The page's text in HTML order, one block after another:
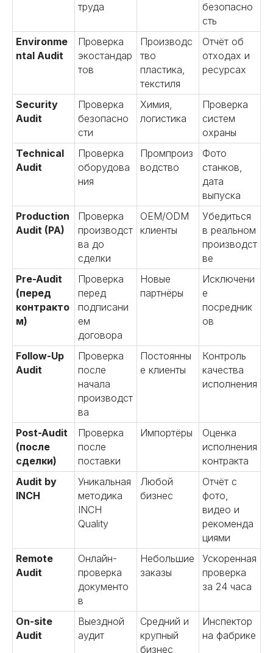
труда
безопасно
сть
Environme
ntal Audit
Проверка
экостандар
тов
Производс
тво
пластика,
текстиля
Отчёт об
отходах и
ресурсах
Security
Audit
Проверка
безопасно
сти
Химия,
логистика
Проверка
систем
охраны
Technical
Audit
Проверка
оборудова
ния
Промпроиз
водство
Фото
станков,
дата
выпуска
Production
Audit (PA)
Проверка
производст
ва до
сделки
OEM/ODM
клиенты
Убедиться
в реальном
производст
ве
Pre-Audit
(перед
контракто
м)
Проверка
перед
подписани
ем
договора
Новые
партнёры
Исключени
е
посредник
ов
Follow-Up
Audit
Проверка
после
начала
производст
ва
Постоянны
е клиенты
Контроль
качества
исполнения
Post-Audit
(после
сделки)
Проверка
после
поставки
Импортёры
Оценка
исполнения
контракта
Audit by
INCH
Уникальная
методика
INCH
Quality
Любой
бизнес
Отчёт с
фото,
видео и
рекоменда
циями
Remote
Audit
Онлайн-
проверка
документо
в
Небольшие
заказы
Ускоренная
проверка
за 24 часа
On-site
Audit
Выездной
аудит
Средний и
крупный
бизнес
Инспектор
на фабрике